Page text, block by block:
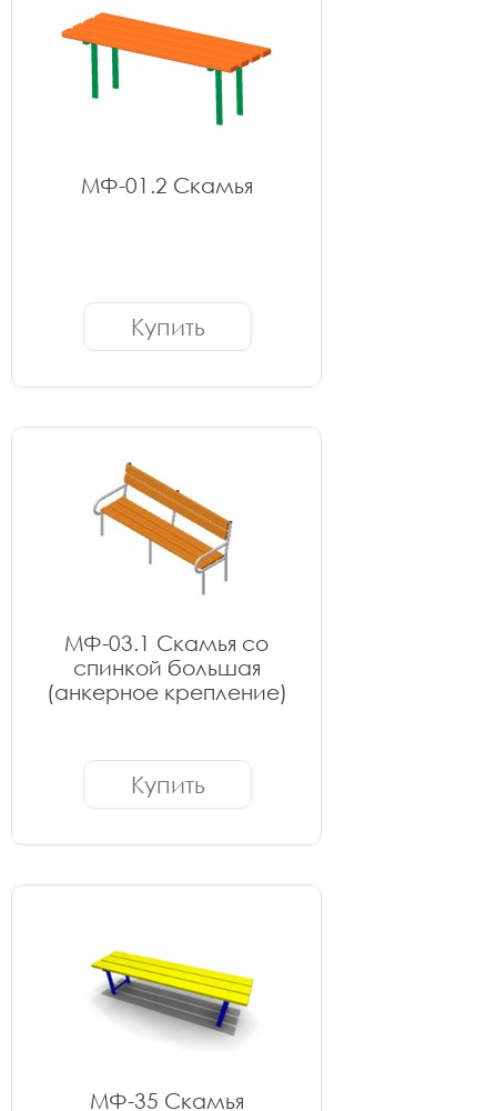
МФ-01.2 Скамья
Купить
МФ-03.1 Скамья со
спинкой большая
(анкерное крепление)
Купить
МФ-35 Скамья